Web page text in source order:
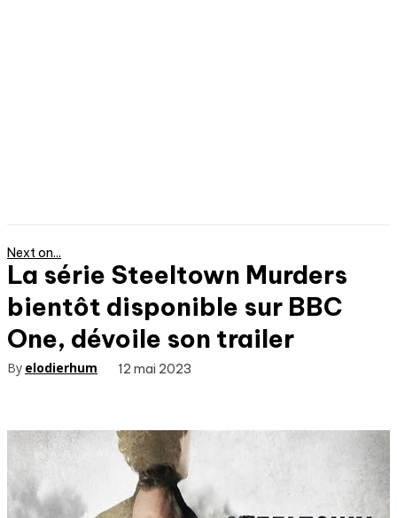
Next on...
La série Steeltown Murders
bientôt disponible sur BBC
One, dévoile son trailer
By elodierhum 12 mai 2023